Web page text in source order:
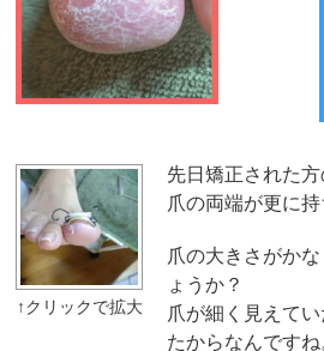
先日矯正された方
爪の両端が更に持
爪の大きさがか
ょうか？
爪が細く見えて
たからなんですね